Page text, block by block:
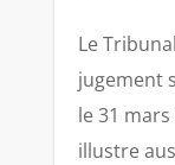
Le
jugement
le 31
illustre